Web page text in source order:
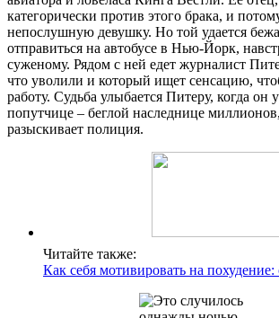
категорически против этого брака, и
непослушную девушку. Но той удается
отправиться на автобусе в Нью-Йорк,
суженому. Рядом с ней едет журналист
что уволили и который ищет сенсацию,
работу. Судьба улыбается Питеру, когда он
попутчице – беглой наследнице
разыскивает полиция.
Читайте также:
Как себя мотивировать на похудение: